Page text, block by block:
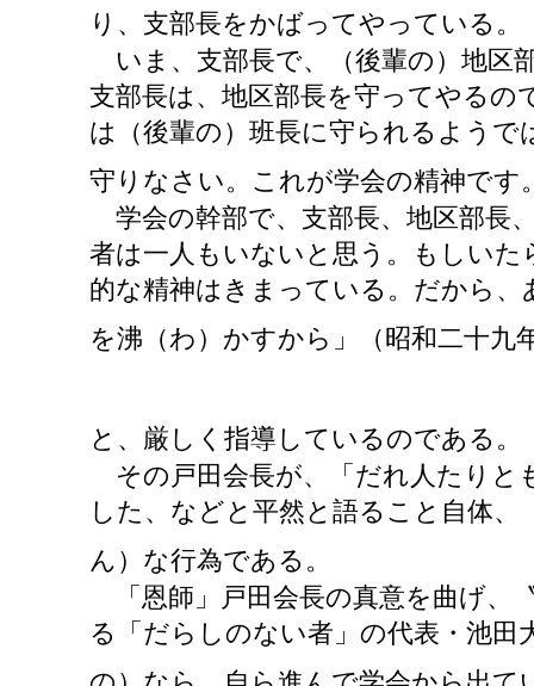
り、支部長をかばってやっている。
いま、支部長で、（後輩の）地区
支部長は、地区部長を守ってやるの
は（後輩の）班長に守られるようで
守りなさい。これが学会の精神です
学会の幹部で、支部長、地区部長
者は一人もいないと思う。もしい
的な精神はきまっている。だから
を沸（わ）かすから」（昭和二十九
と、厳しく指導しているのである。
その戸田会長が、「だれ人たりと
した、などと平然と語ること自体
ん）な行為である。
「恩師」戸田会長の真意を曲げ、
る「だらしのない者」の代表・池田